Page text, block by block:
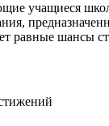
учащиеся
равные шансы